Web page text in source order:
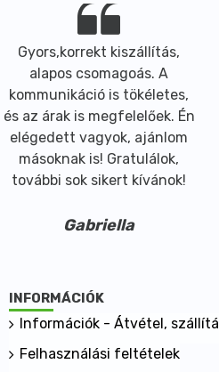
Gyors,korrekt kiszállítás,
alapos csomagoás. A
kommunikáció is tökéletes,
és az árak is megfelelőek. Én
elégedett vagyok, ajánlom
másoknak is! Gratulálok,
további sok sikert kívánok!
Gabriella
INFORMÁCIÓK
Információk - Átvétel,
Felhasználási feltételek